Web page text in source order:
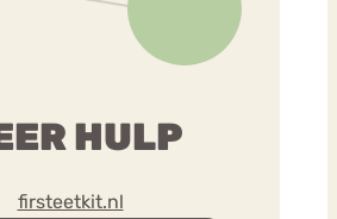
HULP
firsteetkit.nl